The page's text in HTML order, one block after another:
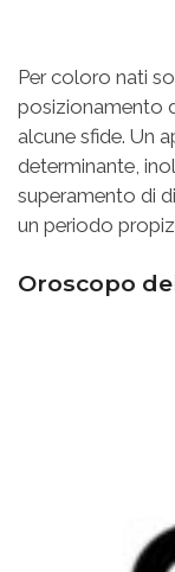
Per coloro nati
posizionamento
alcune sfide. Un
determinante,
superamento di
un periodo
Oroscopo